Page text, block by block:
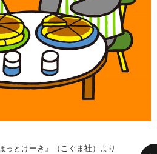
っとけーき』（こぐま社）より